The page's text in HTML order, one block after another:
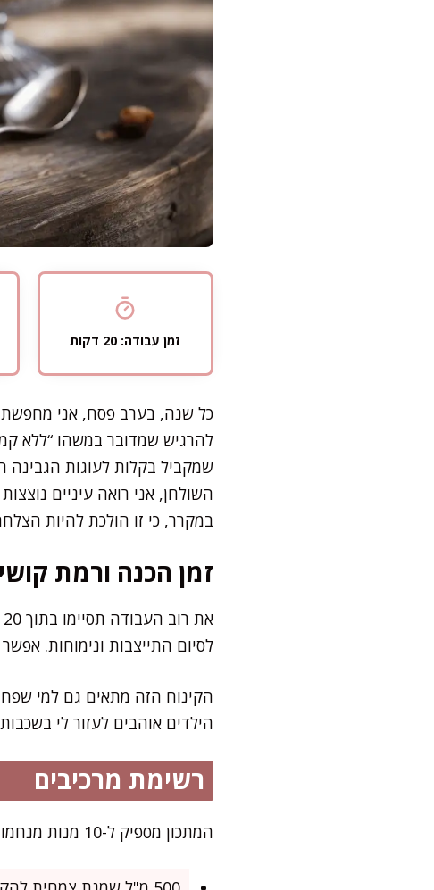
זמן עבודה: 20 דקות
כל שנה, בערב פסח, אני מחפשת
להרגיש שמדובר במשהו “ללא
שמקביל בקלות לעוגות הגבינה
השולחן, אני רואה עיניים
במקרר, כי זו הולכת להיות
זמן הכנה ורמת קושי
לסיום התייצבות ונימוחות.
הקינוח הזה מתאים גם למי
הילדים אוהבים לעזור לי
רשימת מרכיבים
המתכון מספיק ל-10 מנות מנחמות, מושלם לחג הפסח או לכל יום בו מתחשק משהו נמס בפה, אוורירי ויוקרתי בקלות.